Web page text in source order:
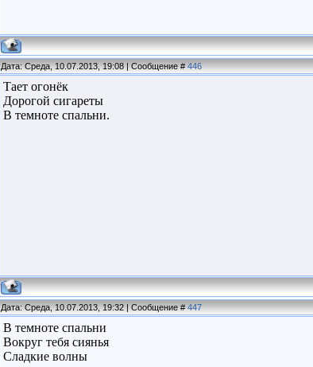
Дата: Среда, 10.07.2013, 19:08 | Сообщение #446
Тает огонёк
Дорогой сигареты
В темноте спальни.
Дата: Среда, 10.07.2013, 19:32 | Сообщение #447
В темноте спальни
Вокруг тебя сиянья
Сладкие волны